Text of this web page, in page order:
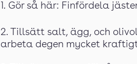
1. Gör så här: Finfördela
2. Tillsätt salt, ägg, och
arbeta degen mycket